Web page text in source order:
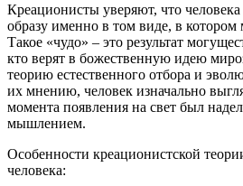
Креационисты уверяют, что
образу именно в том виде, в котором
Такое «чудо» – это результат
кто верят в божественную идею
теорию естественного отбора и
их мнению, человек изначально
момента появления на свет был
мышлением.
Особенности креационистской
человека: